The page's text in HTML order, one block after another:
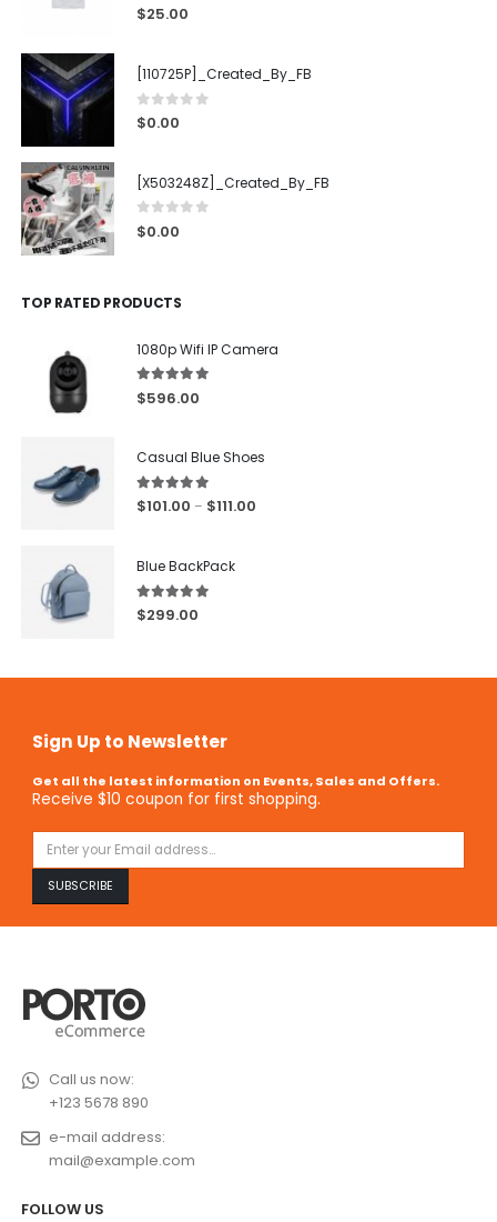
0out of 5
$25.00
[110725P]_Created_By_FB
0out of 5
$0.00
[X503248Z]_Created_By_FB
0 out of 5
$0.00
TOP RATED PRODUCTS
1080p Wifi IP Camera
5.00out of 5
$596.00
Casual Blue Shoes
5.00 out of 5
$101.00 – $111.00
Blue BackPack
5.00out of 5
$299.00
Sign Up to Newsletter
Get all the latest information on Events, Sales and Offers.
Receive $10 coupon for first shopping.
Call us now:
+123 5678 890
e-mail address:
mail@example.com
FOLLOW US